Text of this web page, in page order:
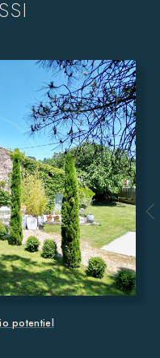
potentiel